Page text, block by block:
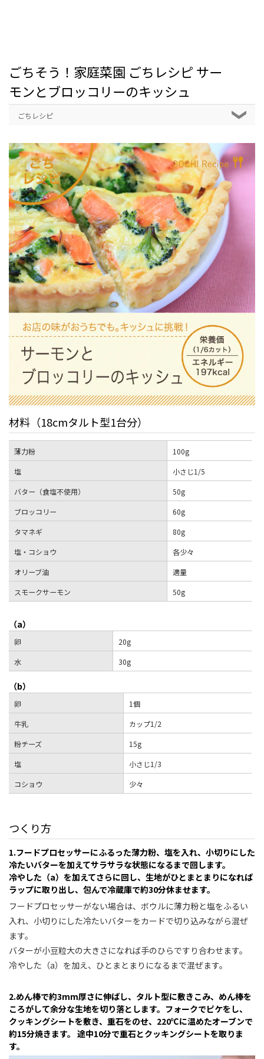
ごちそう！家庭菜園 ごちレシピ サー
モンとブロッコリーのキッシュ
ごちレシピ
材料（18cmタルト型1台分）
薄力粉
100g
塩
小さじ1/5
バター（食塩不使用）
50g
ブロッコリー
60g
タマネギ
80g
塩・コショウ
各少々
オリーブ油
適量
スモークサーモン
50g
（a）
卵
20g
水
30g
（b）
卵
1個
牛乳
カップ1/2
粉チーズ
15g
塩
小さじ1/3
コショウ
少々
つくり方
1.フードプロセッサーにふるった薄力粉、塩を入れ、小切りにした
冷たいバターを加えてサラサラな状態になるまで回します。
冷やした（a）を加えてさらに回し、生地がひとまとまりになれば
ラップに取り出し、包んで冷蔵庫で約30分休ませます。
フードプロセッサーがない場合は、ボウルに薄力粉と塩をふるい
入れ、小切りにした冷たいバターをカードで切り込みながら混ぜ
ます。
バターが小豆粒大の大きさになれば手のひらですり合わせます。
冷やした（a）を加え、ひとまとまりになるまで混ぜます。
2.めん棒で約3mm厚さに伸ばし、タルト型に敷きこみ、めん棒を
ころがして余分な生地を切り落とします。フォークでピケをし、
クッキングシートを敷き、重石をのせ、220℃に温めたオーブンで
約15分焼きます。 途中10分で重石とクッキングシートを取りま
す。